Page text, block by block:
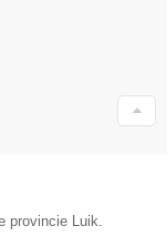
provincie Luik.